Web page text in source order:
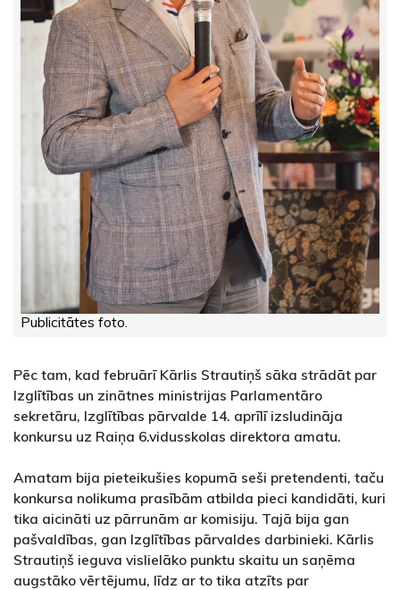
Publicitātes foto.
Pēc tam, kad februārī Kārlis Strautiņš sāka strādāt par
Izglītības un zinātnes ministrijas Parlamentāro
sekretāru, Izglītības pārvalde 14. aprīlī izsludināja
konkursu uz Raiņa 6.vidusskolas direktora amatu.
Amatam bija pieteikušies kopumā seši pretendenti, taču
konkursa nolikuma prasībām atbilda pieci kandidāti, kuri
tika aicināti uz pārrunām ar komisiju. Tajā bija gan
pašvaldības, gan Izglītības pārvaldes darbinieki. Kārlis
Strautiņš ieguva vislielāko punktu skaitu un saņēma
augstāko vērtējumu, līdz ar to tika atzīts par